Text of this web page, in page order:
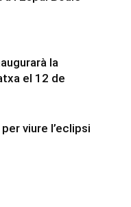
la
el 12 de
viure l’eclipsi